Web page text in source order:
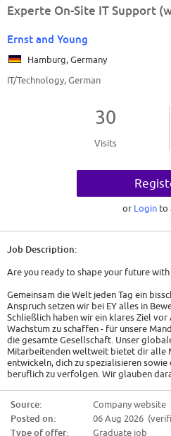
Experte On-Site IT Support
Ernst and Young
Hamburg, Germany
IT/Technology, German
30
Visits
or Login to
Job Description:
Are you ready to shape your future with
Gemeinsam die Welt jeden Tag ein
Anspruch setzen wir bei EY alles in
Schließlich haben wir ein klares Ziel
Wachstum zu schaffen - für unsere
die gesamte Gesellschaft. Unser
Mitarbeitenden weltweit bietet dir alle
entwickeln, dich zu spezialisieren
beruflich zu verfolgen. Wir glauben
Deine Aufgaben
Als Mitglied des IT-Support Teams für
Source:
Company website
Posted on:
06 Aug 2026
Type of offer:
Graduate job